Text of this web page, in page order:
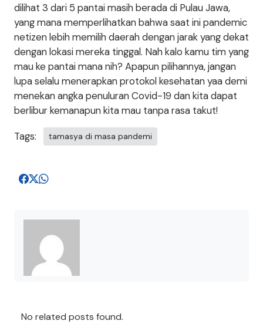
dilihat 3 dari 5 pantai masih berada di Pulau Jawa,
yang mana memperlihatkan bahwa saat ini pandemic
netizen lebih memilih daerah dengan jarak yang dekat
dengan lokasi mereka tinggal. Nah kalo kamu tim yang
mau ke pantai mana nih? Apapun pilihannya, jangan
lupa selalu menerapkan protokol kesehatan yaa demi
menekan angka penuluran Covid-19 dan kita dapat
berlibur kemanapun kita mau tanpa rasa takut!
Tags: tamasya di masa pandemi
No related posts found.